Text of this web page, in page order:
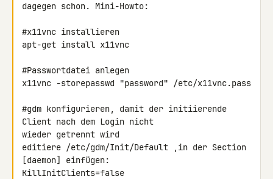
dagegen schon. Mini-Howto:
#x11vnc installieren
apt-get install x11vnc
#Passwortdatei anlegen
x11vnc -storepasswd "password" /etc/x11vnc.pass
#gdm konfigurieren, damit der initiierende
Client nach dem Login nicht
wieder getrennt wird
editiere /etc/gdm/Init/Default ,in der Section
[daemon] einfügen:
KillInitClients=false